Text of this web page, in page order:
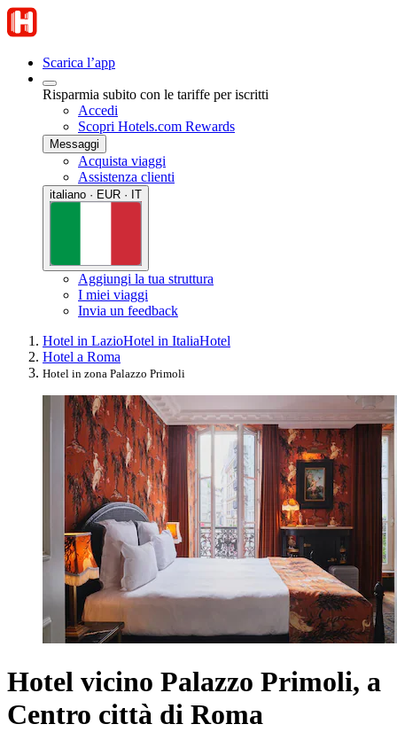
Scarica l’app
Risparmia subito con le tariffe per iscritti
Accedi
Scopri Hotels.com Rewards
Messaggi
Acquista viaggi
Assistenza clienti
italiano · EUR · IT
Aggiungi la tua struttura
I miei viaggi
Invia un feedback
Hotel in LazioHotel in ItaliaHotel
Hotel a Roma
Hotel in zona Palazzo Primoli
Hotel vicino Palazzo Primoli, a
Centro città di Roma